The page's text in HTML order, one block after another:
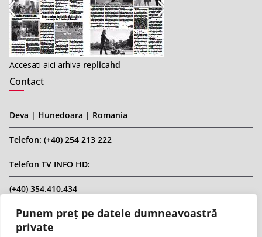
Punem preț pe datele dumneavoastră
private
Accesati aici arhiva replicahd
Contact
Deva | Hunedoara | Romania
Telefon: (+40) 254 213 222
Telefon TV INFO HD:
(+40) 354.410.434
Email: infohd20@gmail.com